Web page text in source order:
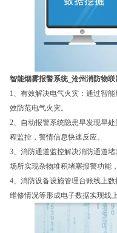
智能烟雾报警系统_沧州消防物
1、有效解决电气火灾：通过智
效防范电气火灾。
2、自动报警系统隐患早发现早
程监控，警情信息快速反应。
3、消防通道监控解决消防通道
场所实现杂物堆积堵塞报警功能
4、消防设备设施管理台账线上
维修情况等形成电子数据实现线